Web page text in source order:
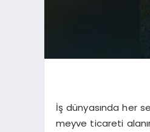
İş dünyasında her
meyve ticareti